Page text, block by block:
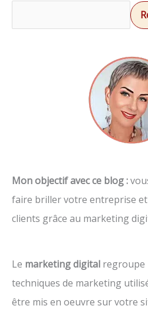
Mon objectif avec ce blog :
faire briller votre entreprise
clients grâce au marketing
Le marketing digital regroupe
techniques de marketing
être mis en oeuvre sur votre